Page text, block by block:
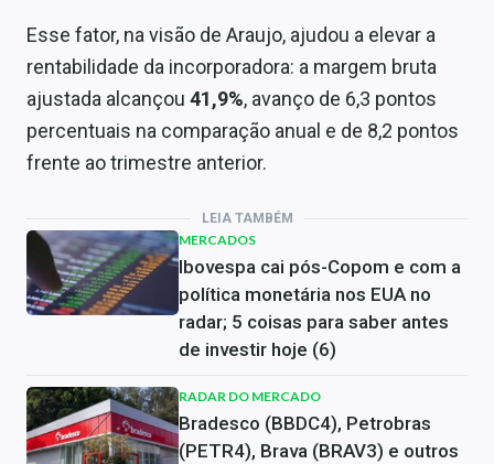
Esse fator, na visão de Araujo, ajudou a elevar a
rentabilidade da incorporadora: a margem bruta
ajustada alcançou 41,9%, avanço de 6,3 pontos
percentuais na comparação anual e de 8,2 pontos
frente ao trimestre anterior.
LEIA TAMBÉM
MERCADOS
Ibovespa cai pós-Copom e com a
política monetária nos EUA no
radar; 5 coisas para saber antes
de investir hoje (6)
RADAR DO MERCADO
Bradesco (BBDC4), Petrobras
(PETR4), Brava (BRAV3) e outros